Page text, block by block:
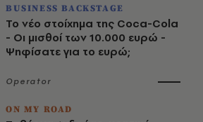
BUSINESS BACKSTAGE
Το νέο στοίχημα της Coca-Cola
- Οι μισθοί των 10.000 ευρώ -
Ψηφίσατε για το ευρώ;
Operator
ON MY ROAD